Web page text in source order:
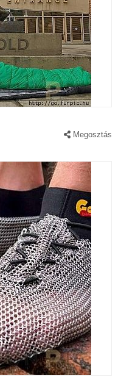
Megosztás